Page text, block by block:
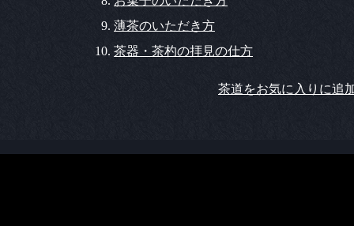
薄茶のいただき方
茶器・茶杓の拝見の仕方
茶道をお気に入りに追